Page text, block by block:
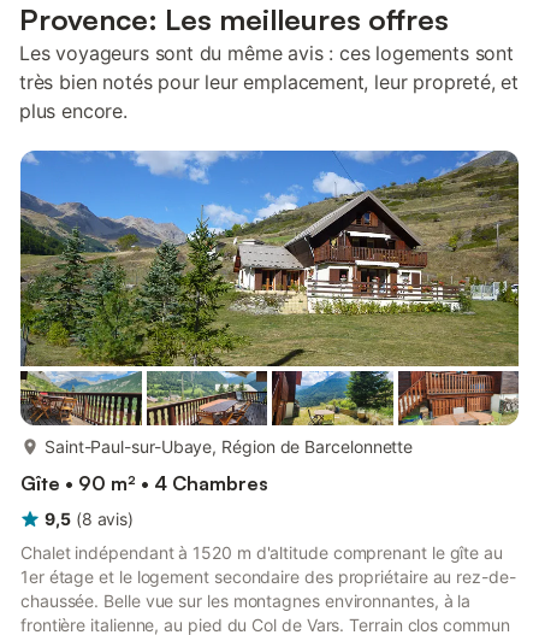
Provence: Les meilleures offres
Les voyageurs sont du même avis : ces logements sont
très bien notés pour leur emplacement, leur propreté, et
plus encore.
plus...
Saint-Paul-sur-Ubaye, Région de Barcelonnette
Gîte • 90 m² • 4 Chambres
9,5 (8 avis)
Chalet indépendant à 1520 m d'altitude comprenant le gîte au
1er étage et le logement secondaire des propriétaire au rez-de-
chaussée. Belle vue sur les montagnes environnantes, à la
frontière italienne, au pied du Col de Vars. Terrain clos commun